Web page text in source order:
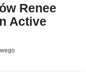
Renee
Active